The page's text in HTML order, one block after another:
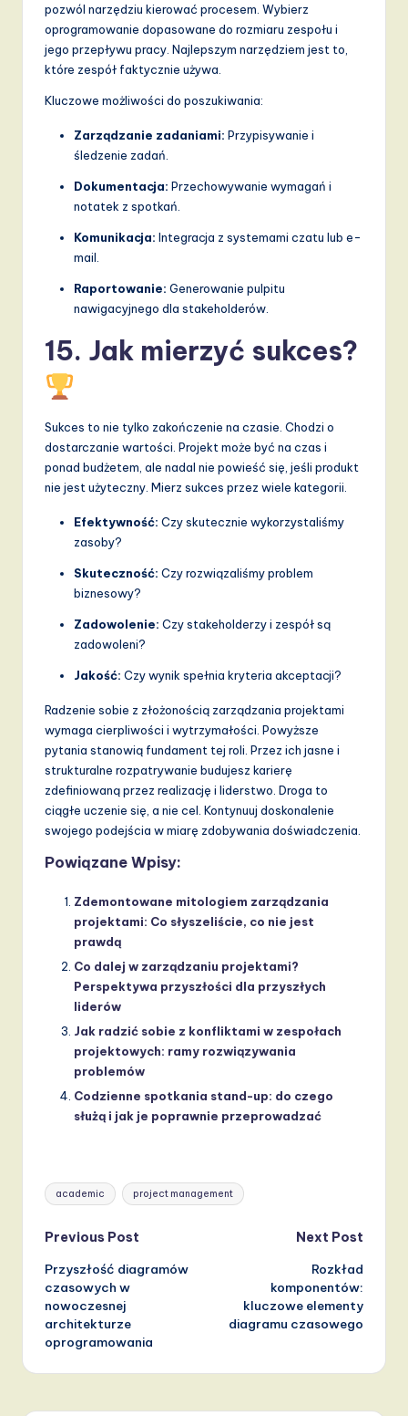
pozwól narzędziu kierować procesem. Wybierz
oprogramowanie dopasowane do rozmiaru zespołu i
jego przepływu pracy. Najlepszym narzędziem jest to,
które zespół faktycznie używa.
Kluczowe możliwości do poszukiwania:
Zarządzanie zadaniami: Przypisywanie i
śledzenie zadań.
Dokumentacja: Przechowywanie wymagań i
notatek z spotkań.
Komunikacja: Integracja z systemami czatu lub e-
mail.
Raportowanie: Generowanie pulpitu
nawigacyjnego dla stakeholderów.
15. Jak mierzyć sukces?
Sukces to nie tylko zakończenie na czasie. Chodzi o
dostarczanie wartości. Projekt może być na czas i
ponad budżetem, ale nadal nie powieść się, jeśli produkt
nie jest użyteczny. Mierz sukces przez wiele kategorii.
Efektywność: Czy skutecznie wykorzystaliśmy
zasoby?
Skuteczność: Czy rozwiązaliśmy problem
biznesowy?
Zadowolenie: Czy stakeholderzy i zespół są
zadowoleni?
Jakość: Czy wynik spełnia kryteria akceptacji?
Radzenie sobie z złożonością zarządzania projektami
wymaga cierpliwości i wytrzymałości. Powyższe
pytania stanowią fundament tej roli. Przez ich jasne i
strukturalne rozpatrywanie budujesz karierę
zdefiniowaną przez realizację i liderstwo. Droga to
ciągłe uczenie się, a nie cel. Kontynuuj doskonalenie
swojego podejścia w miarę zdobywania doświadczenia.
Powiązane Wpisy:
Zdemontowane mitologiem zarządzania
projektami: Co słyszeliście, co nie jest
prawdą
Co dalej w zarządzaniu projektami?
Perspektywa przyszłości dla przyszłych
liderów
Jak radzić sobie z konfliktami w zespołach
projektowych: ramy rozwiązywania
problemów
Codzienne spotkania stand-up: do czego
służą i jak je poprawnie przeprowadzać
Tags:
academic project management
Post
navigation
Previous Post
Przyszłość diagramów
czasowych w
nowoczesnej
architekturze
oprogramowania
Next Post
Rozkład
komponentów:
kluczowe elementy
diagramu czasowego